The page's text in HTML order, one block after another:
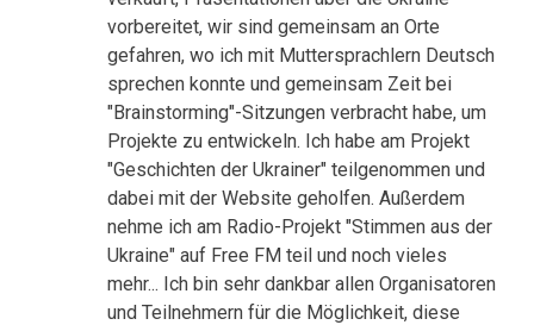
vorbereitet, wir sind gemeinsam an Orte
gefahren, wo ich mit Muttersprachlern Deutsch
sprechen konnte und gemeinsam Zeit bei
"Brainstorming"-Sitzungen verbracht habe, um
Projekte zu entwickeln. Ich habe am Projekt
"Geschichten der Ukrainer" teilgenommen und
dabei mit der Website geholfen. Außerdem
nehme ich am Radio-Projekt "Stimmen aus der
Ukraine" auf Free FM teil und noch vieles
mehr... Ich bin sehr dankbar allen Organisatoren
und Teilnehmern für die Möglichkeit, diese